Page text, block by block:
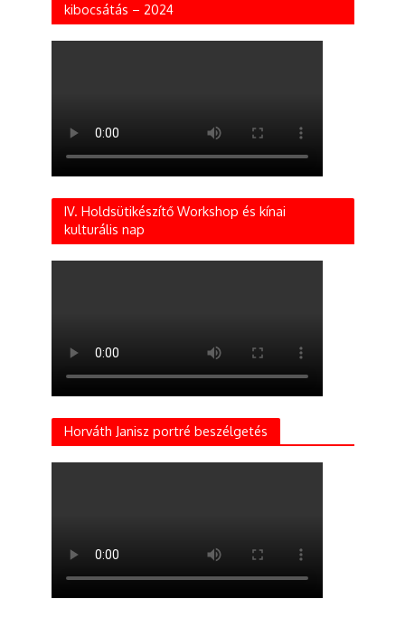
kibocsátás – 2024
IV. Holdsütikészítő Workshop és kínai
kulturális nap
Horváth Janisz portré beszélgetés